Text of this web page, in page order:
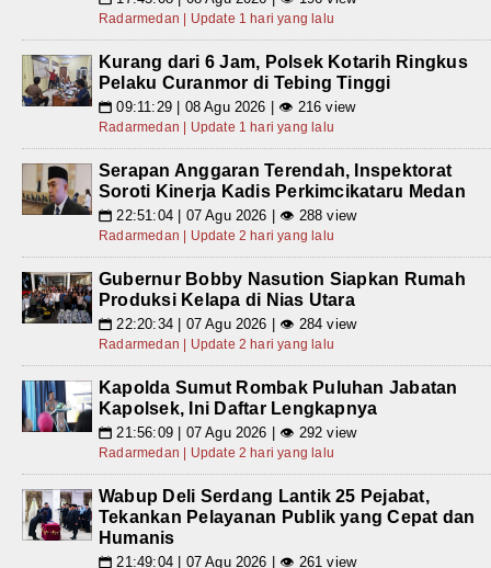
Radarmedan | Update 1 hari yang lalu
Kurang dari 6 Jam, Polsek Kotarih Ringkus
Pelaku Curanmor di Tebing Tinggi
📅 09:11:29 | 08 Agu 2026 | 👁 216 view
Radarmedan | Update 1 hari yang lalu
Serapan Anggaran Terendah, Inspektorat
Soroti Kinerja Kadis Perkimcikataru Medan
📅 22:51:04 | 07 Agu 2026 | 👁 288 view
Radarmedan | Update 2 hari yang lalu
Gubernur Bobby Nasution Siapkan Rumah
Produksi Kelapa di Nias Utara
📅 22:20:34 | 07 Agu 2026 | 👁 284 view
Radarmedan | Update 2 hari yang lalu
Kapolda Sumut Rombak Puluhan Jabatan
Kapolsek, Ini Daftar Lengkapnya
📅 21:56:09 | 07 Agu 2026 | 👁 292 view
Radarmedan | Update 2 hari yang lalu
Wabup Deli Serdang Lantik 25 Pejabat,
Tekankan Pelayanan Publik yang Cepat dan
Humanis
📅 21:49:04 | 07 Agu 2026 | 👁 261 view